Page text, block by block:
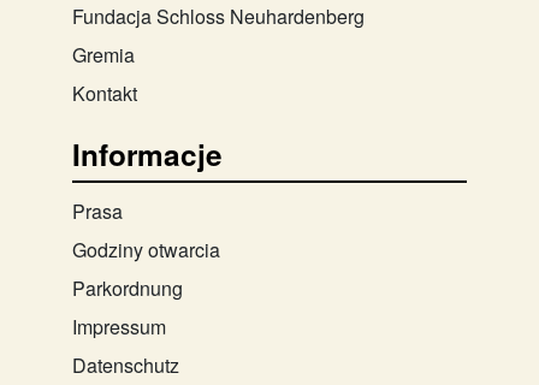
Fundacja Schloss Neuhardenberg
Gremia
Kontakt
Informacje
Prasa
Godziny otwarcia
Parkordnung
Impressum
Datenschutz